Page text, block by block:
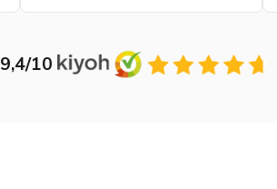
9,4/10